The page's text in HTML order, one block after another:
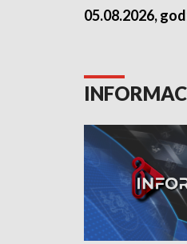
05.08.2026,